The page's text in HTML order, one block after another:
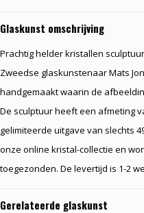
Glaskunst omschrijving
Prachtig helder kristallen
Zweedse glaskunstenaar Mats
handgemaakt waarin de
De sculptuur heeft een afmeting
gelimiteerde uitgave van slechts
onze online kristal-collectie en
toegezonden. De levertijd is 1-2
Gerelateerde glaskunst